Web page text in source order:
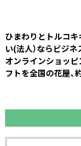
ひまわりとトルコ
い(法人）ならビジ
オンラインショッ
フトを全国の花屋、